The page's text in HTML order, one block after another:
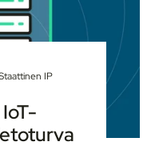
IP